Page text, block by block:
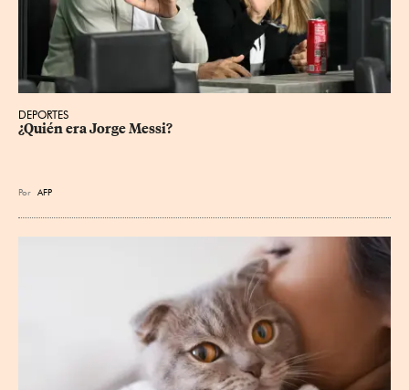
DEPORTES
¿Quién era Jorge Messi?
Por AFP